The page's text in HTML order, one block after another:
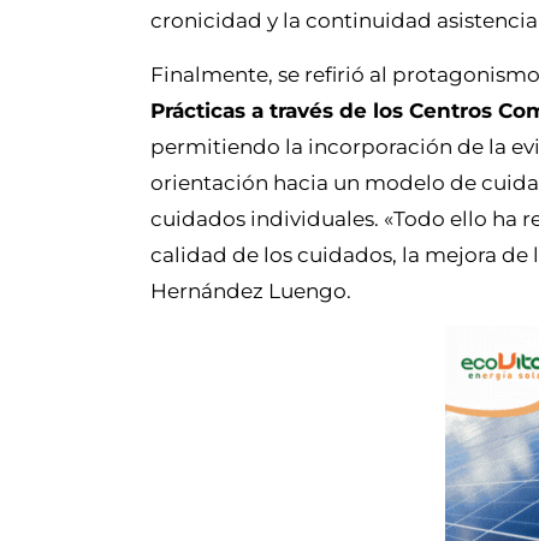
cronicidad y la continuidad
Finalmente, se refirió al
Prácticas a través de los Centros
permitiendo la incorporación de la
orientación hacia un modelo de
cuidados individuales. «Todo ello ha
calidad de los cuidados, la mejora
Hernández Luengo.